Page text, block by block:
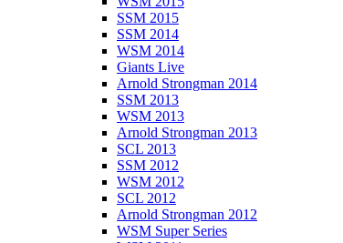
SSM 2015
SSM 2014
WSM 2014
Giants Live
Arnold Strongman 2014
SSM 2013
WSM 2013
Arnold Strongman 2013
SCL 2013
SSM 2012
WSM 2012
SCL 2012
Arnold Strongman 2012
WSM Super Series